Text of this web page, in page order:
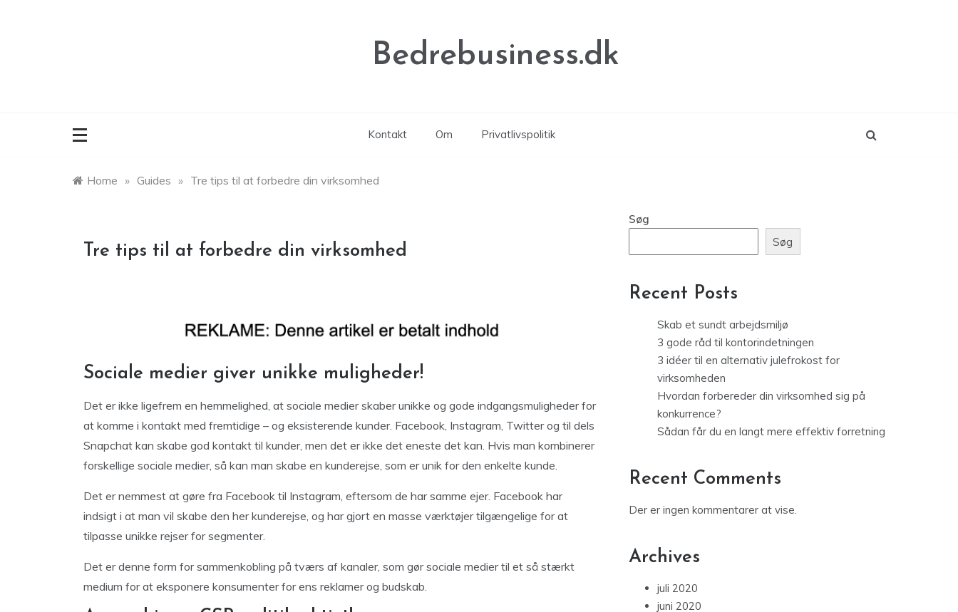
Bedrebusiness.dk
Kontakt Om Privatlivspolitik
Home » Guides » Tre tips til at forbedre din virksomhed
Tre tips til at forbedre din virksomhed
Sociale medier giver unikke muligheder!
Det er ikke ligefrem en hemmelighed, at sociale medier skaber unikke og gode indgangsmuligheder for
at komme i kontakt med fremtidige – og eksisterende kunder. Facebook, Instagram, Twitter og til dels
Snapchat kan skabe god kontakt til kunder, men det er ikke det eneste det kan. Hvis man kombinerer
forskellige sociale medier, så kan man skabe en kunderejse, som er unik for den enkelte kunde.
Det er nemmest at gøre fra Facebook til Instagram, eftersom de har samme ejer. Facebook har
indsigt i at man vil skabe den her kunderejse, og har gjort en masse værktøjer tilgængelige for at
tilpasse unikke rejser for segmenter.
Det er denne form for sammenkobling på tværs af kanaler, som gør sociale medier til et så stærkt
medium for at eksponere konsumenter for ens reklamer og budskab.
Søg
Søg
Recent Posts
Skab et sundt arbejdsmiljø
3 gode råd til kontorindetningen
3 idéer til en alternativ julefrokost for
virksomheden
Hvordan forbereder din virksomhed sig på
konkurrence?
Sådan får du en langt mere effektiv forretning
Recent Comments
Der er ingen kommentarer at vise.
Archives
juli 2020
juni 2020